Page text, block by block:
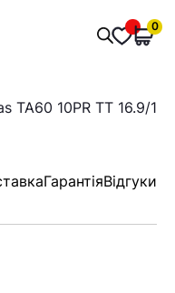
Пошук
товарів
0
TA60 10PR TT 16.9/14
ГарантіяВідгуки